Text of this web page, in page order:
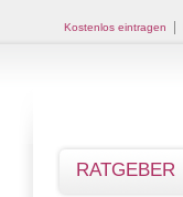
Kostenlos eintragen
RATGEBER